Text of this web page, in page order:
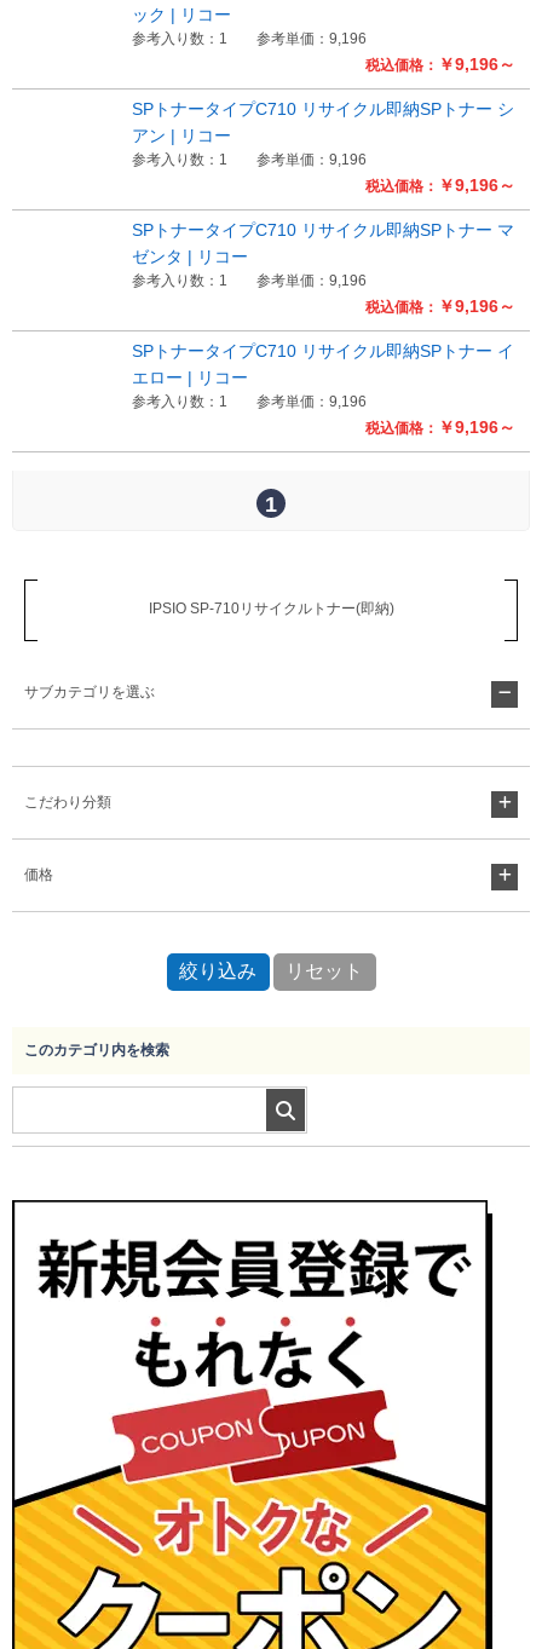
税込価格： ￥9,196～
ック | リコー
参考入り数：1 参考単価：9,196
税込価格： ￥9,196～
SPトナータイプC710 リサイクル即納SPトナー シ
アン | リコー
参考入り数：1 参考単価：9,196
税込価格： ￥9,196～
SPトナータイプC710 リサイクル即納SPトナー マ
ゼンタ | リコー
参考入り数：1 参考単価：9,196
税込価格： ￥9,196～
SPトナータイプC710 リサイクル即納SPトナー イ
エロー | リコー
参考入り数：1 参考単価：9,196
1
IPSIO SP-710リサイクルトナー(即納)
サブカテゴリを選ぶ
こだわり分類
価格
このカテゴリ内を検索